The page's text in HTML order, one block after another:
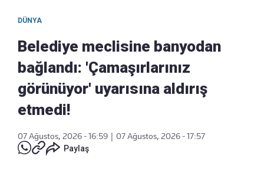
DÜNYA
Belediye meclisine banyodan
bağlandı: 'Çamaşırlarınız
görünüyor' uyarısına aldırış
etmedi!
07 Ağustos, 2026 - 16:59
07 Ağustos, 2026 - 17:57
Paylaş